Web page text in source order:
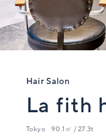
Hair Salon
La fith
Tokyo 90.1㎡ / 27.3t